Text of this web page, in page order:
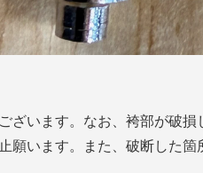
ざいます。なお、袴部が破
います。また、破断した箇